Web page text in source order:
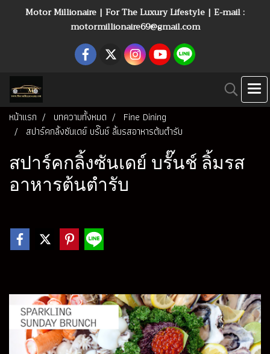
Motor Millionaire | For The Luxury Lifestyle | E-mail :
motormillionaire69@gmail.com
หน้าแรก บทความทั้งหมด
Fine Dining
สปาร์คกลิ้งซันเดย์ บรั๊นช์ ลิ้มรสอาหารต้นตำรับ
สปาร์คกลิ้งซันเดย์ บรั๊นช์ ลิ้มรส
อาหารต้นตำรับ